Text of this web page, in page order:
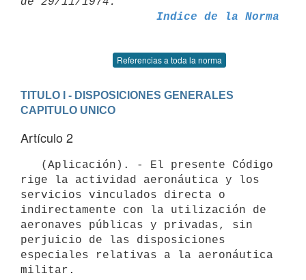
Indice de la Norma
Referencias a toda la norma
TITULO I - DISPOSICIONES GENERALES
CAPITULO UNICO
Artículo 2
rige la actividad aeronáutica y los
servicios vinculados directa o
indirectamente con la utilización de
aeronaves públicas y privadas, sin
perjuicio de las disposiciones
especiales relativas a la aeronáutica